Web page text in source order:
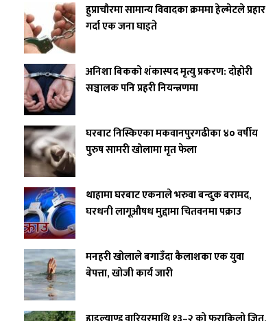
हुप्राचौरमा सामान्य विवादका क्रममा हेल्मेटले प्रहार
गर्दा एक जना घाइते
अनिशा बिकको शंकास्पद मृत्यु प्रकरण: दोहोरी
सञ्चालक पनि प्रहरी नियन्त्रणमा
घरबाट निस्किएका मकवानपुरगढीका ४० वर्षीय
पुरुष सामरी खोलामा मृत फेला
थाहामा घरबाट एकनाले भरुवा बन्दुक बरामद,
घरधनी लागूऔषध मुद्दामा चितवनमा पक्राउ
मनहरी खोलाले बगाउँदा कैलाशका एक युवा
बेपत्ता, खोजी कार्य जारी